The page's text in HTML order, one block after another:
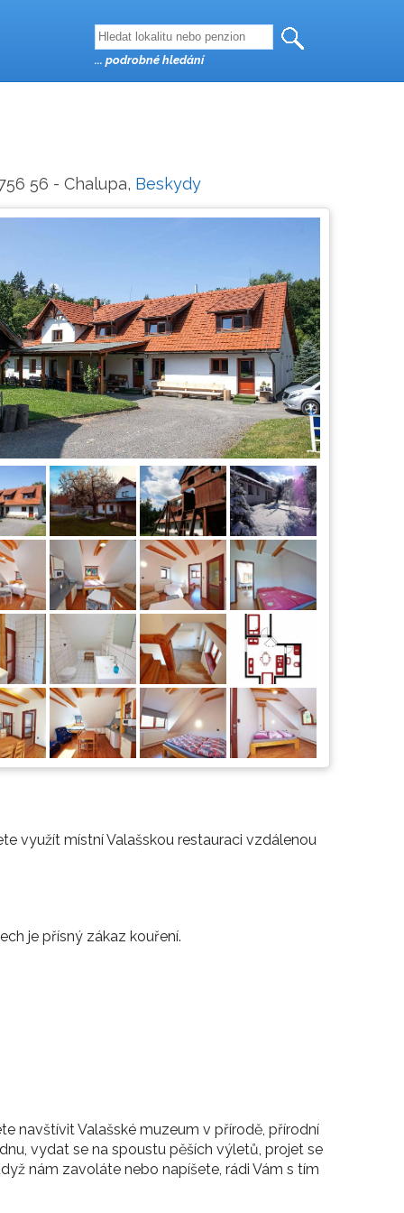
56 - Chalupa, Beskydy
využít místní Valašskou restauraci vzdálenou
je přísný zákaz kouření.
navštívit Valašské muzeum v přírodě, přírodní
vydat se na spoustu pěších výletů, projet se
nám zavoláte nebo napíšete, rádi Vám s tím
... podrobné hledání